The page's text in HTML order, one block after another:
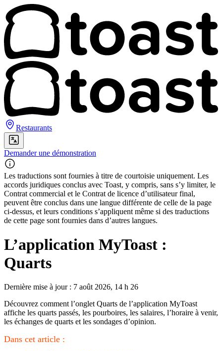
Restaurants
Demander une démonstration
Les traductions sont fournies à titre de courtoisie uniquement. Les
accords juridiques conclus avec Toast, y compris, sans s’y limiter, le
Contrat commercial et le Contrat de licence d’utilisateur final,
peuvent être conclus dans une langue différente de celle de la page
ci-dessus, et leurs conditions s’appliquent même si des traductions
de cette page sont fournies dans d’autres langues.
L’application MyToast :
Quarts
Dernière mise à jour : 7 août 2026, 14 h 26
Découvrez comment l’onglet Quarts de l’application MyToast
affiche les quarts passés, les pourboires, les salaires, l’horaire à venir,
les échanges de quarts et les sondages d’opinion.
Dans cet article :